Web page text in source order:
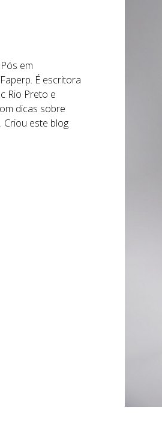
em
É escritora
Rio Preto e
dicas sobre
Criou este blog